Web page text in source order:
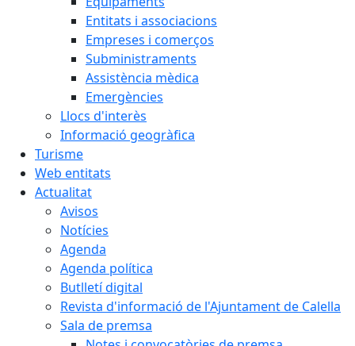
Entitats i associacions
Empreses i comerços
Subministraments
Assistència mèdica
Emergències
Llocs d'interès
Informació geogràfica
Turisme
Web entitats
Actualitat
Avisos
Notícies
Agenda
Agenda política
Butlletí digital
Revista d'informació de l'Ajuntament de Calella
Sala de premsa